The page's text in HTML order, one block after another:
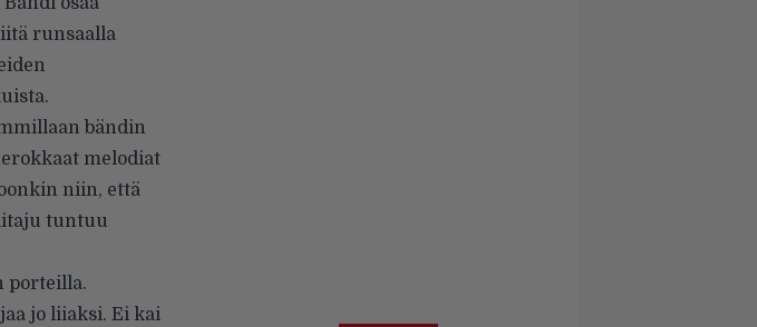
runsaalla
bändin
melodiat
niin, että
tuntuu
porteilla.
jo liiaksi. Ei kai